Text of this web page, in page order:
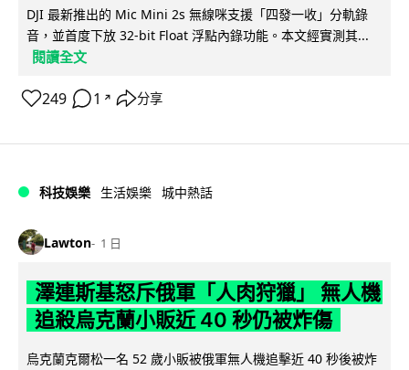
DJI 最新推出的 Mic Mini 2s 無線咪支援「四發一收」分軌錄
音，並首度下放 32-bit Float 浮點內錄功能。本文經實測其...
閱讀全文
249 1 ↗ 分享
科技娛樂 生活娛樂 城中熱話
Lawton 1 日
澤連斯基怒斥俄軍「人肉狩獵」 無人機
追殺烏克蘭小販近 40 秒仍被炸傷
烏克蘭克爾松一名 52 歲小販被俄軍無人機追擊近 40 秒後被炸